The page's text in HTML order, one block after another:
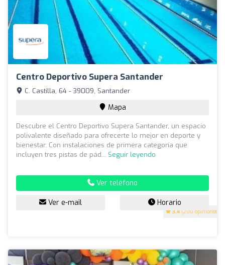
Centro Deportivo Supera Santander
3.4 (200 opiniones)
C. Castilla, 64 - 39009, Santander
Mapa
Descubre el Centro Deportivo Supera Santander, un espacio
polivalente diseñado para ofrecerte lo mejor en deporte y
bienestar. Con instalaciones de primera categoría que
incluyen tres pistas de pád... Seguir leyendo
Ver teléfono
Ver e-mail Horario